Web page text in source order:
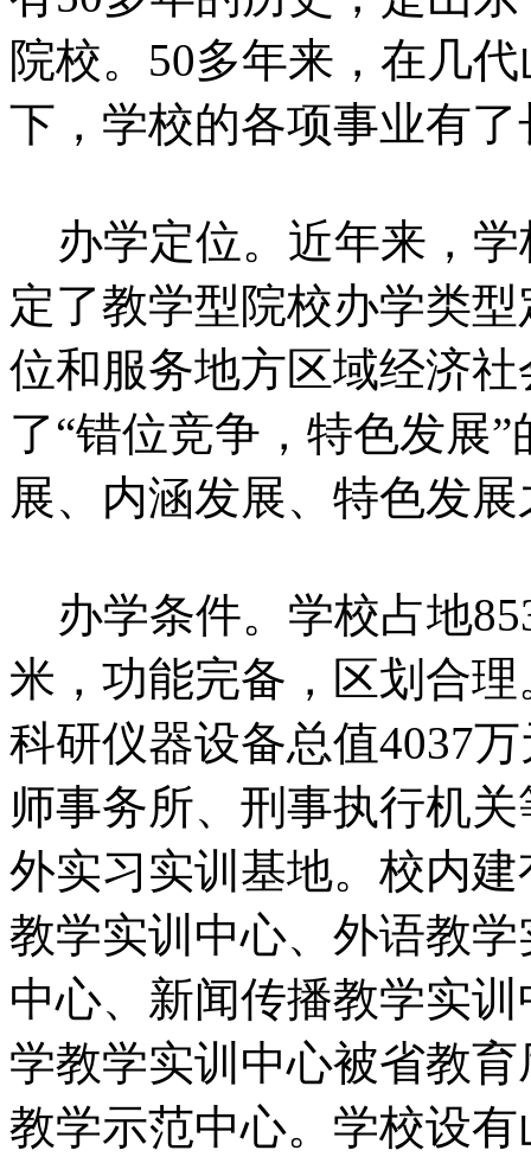
院校。50多年来，在几
下，学校的各项事业有
办学定位。近年来，学
定了教学型院校办学类
位和服务地方区域经济
了“错位竞争，特色发展
展、内涵发展、特色发
办学条件。学校占地
米，功能完备，区划合
科研仪器设备总值4037
师事务所、刑事执行机
外实习实训基地。校内
教学实训中心、外语教
中心、新闻传播教学实
学教学实训中心被省教
教学示范中心。学校设